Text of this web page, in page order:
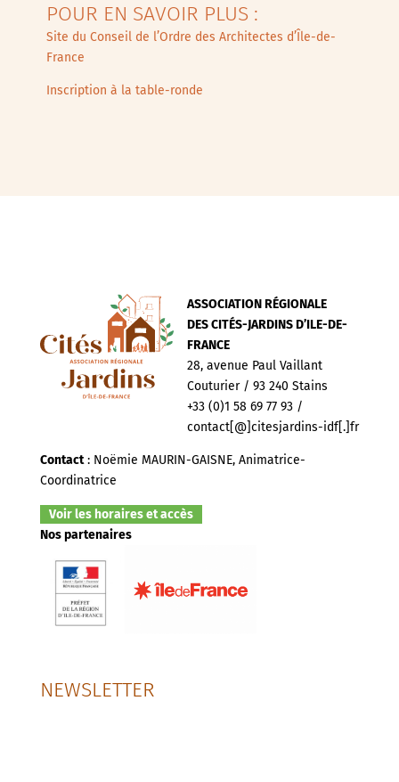
POUR EN SAVOIR PLUS :
Site du Conseil de l’Ordre des Architectes d’Île-de-
France
Inscription à la table-ronde
ASSOCIATION RÉGIONALE
DES CITÉS-JARDINS D’ILE-DE-
FRANCE
28, avenue Paul Vaillant
Couturier / 93 240 Stains
+33 (0)1 58 69 77 93 /
contact[@]citesjardins-idf[.]fr
Contact: Noëmie MAURIN-GAISNE, Animatrice-
Coordinatrice
Voir les horaires et accès
Nos partenaires
NEWSLETTER